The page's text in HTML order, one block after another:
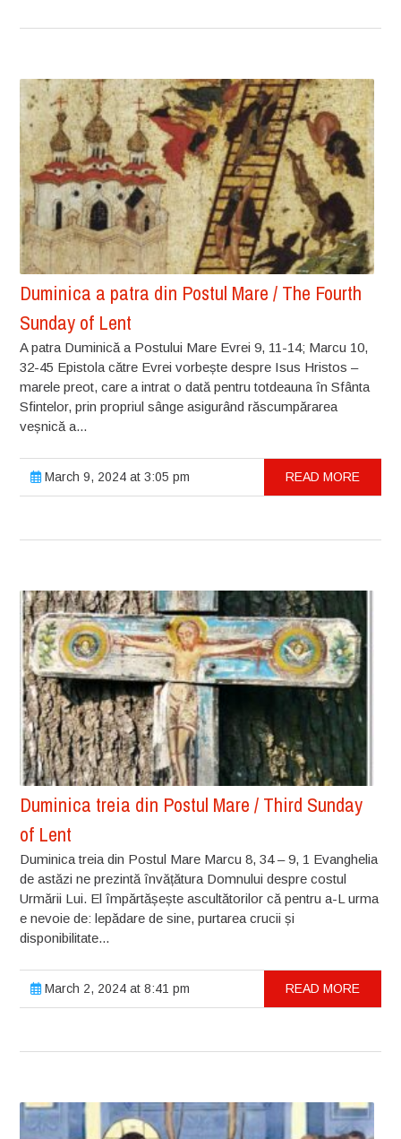
Duminica a patra din Postul Mare / The Fourth
Sunday of Lent
A patra Duminică a Postului Mare Evrei 9, 11-14; Marcu 10,
32-45 Epistola către Evrei vorbește despre Isus Hristos –
marele preot, care a intrat o dată pentru totdeauna în Sfânta
Sfintelor, prin propriul sânge asigurând răscumpărarea
veșnică a...
March 9, 2024 at 3:05 pm READ MORE
Duminica treia din Postul Mare / Third Sunday
of Lent
Duminica treia din Postul Mare Marcu 8, 34 – 9, 1 Evanghelia
de astăzi ne prezintă învățătura Domnului despre costul
Urmării Lui. El împărtășește ascultătorilor că pentru a-L urma
e nevoie de: lepădare de sine, purtarea crucii și
disponibilitate...
March 2, 2024 at 8:41 pm READ MORE